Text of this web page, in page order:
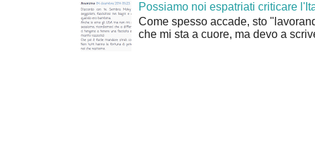
Possiamo noi espatriati criticare
Come spesso accade, sto
che mi sta a cuore, ma devo a